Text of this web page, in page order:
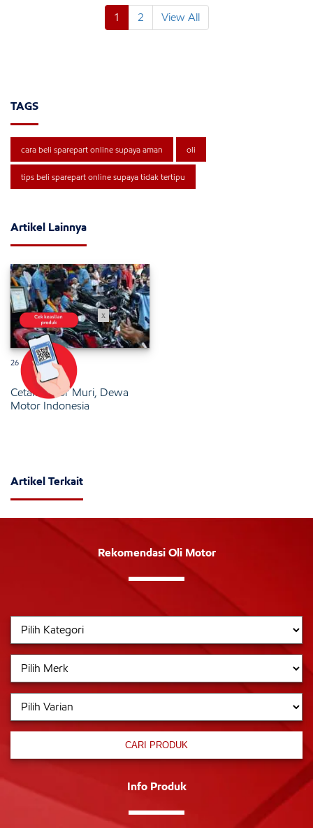
1 2 View All
TAGS
cara beli sparepart online supaya aman oli
tips beli sparepart online supaya tidak tertipu
Artikel Lainnya
26 Januari 2025
Cetak Rekor Muri, Dewa
Motor Indonesia
Artikel Terkait
Rekomendasi Oli Motor
CARI PRODUK
Info Produk
x